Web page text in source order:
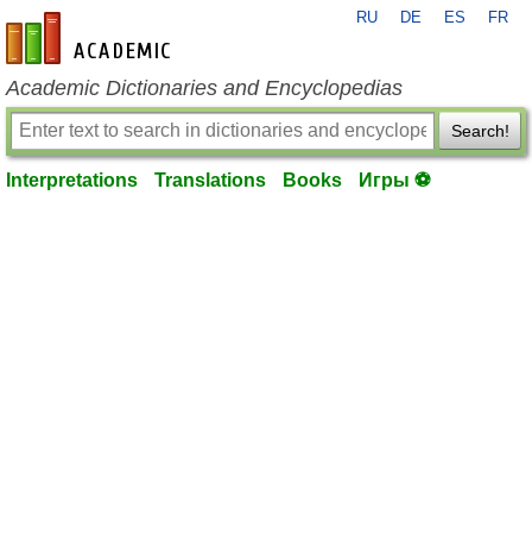
en-academic.com
RU DE ES FR
Academic Dictionaries and Encyclopedias
Search!
Interpretations Translations Books Игры ⚽